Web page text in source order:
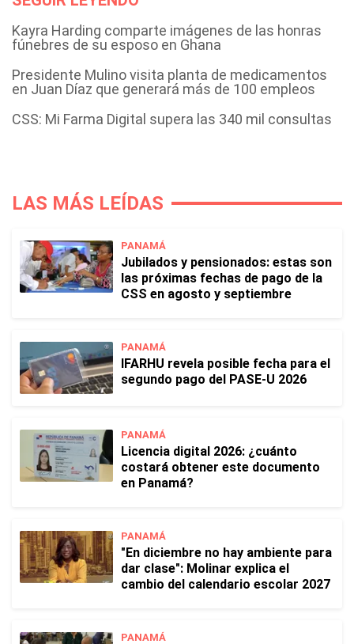
Kayra Harding comparte imágenes de las honras
fúnebres de su esposo en Ghana
Presidente Mulino visita planta de medicamentos
en Juan Díaz que generará más de 100 empleos
CSS: Mi Farma Digital supera las 340 mil consultas
LAS MÁS LEÍDAS
PANAMÁ
Jubilados y pensionados: estas son
las próximas fechas de pago de la
CSS en agosto y septiembre
PANAMÁ
IFARHU revela posible fecha para el
segundo pago del PASE-U 2026
PANAMÁ
Licencia digital 2026: ¿cuánto
costará obtener este documento
en Panamá?
PANAMÁ
"En diciembre no hay ambiente para
dar clase": Molinar explica el
cambio del calendario escolar 2027
PANAMÁ